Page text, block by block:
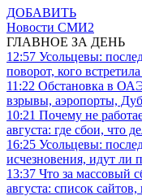
ДОБАВИТЬ
Новости СМИ2
ГЛАВНОЕ ЗА ДЕНЬ
12:57 Усольцевы:
поворот, кого
11:22 Обстановка в ОАЭ
взрывы, аэропорты,
10:21 Почему не
августа: где сбои, что
16:25 Усольцевы:
исчезновения, идут ли
13:37 Что за массовый
августа: список